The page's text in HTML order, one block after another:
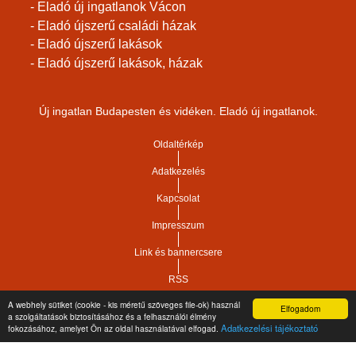
Elfogadom
A webhely sütiket (cookie - kis méretű szöveges file-ok) használ
a szolgáltatások biztosításához és a felhasználói élmény
fokozásához, amelyet Ön az oldal használatával elfogad. Adatkezelési tájékoztató
- Eladó új ingatlanok Vácon
- Eladó újszerű családi házak
- Eladó újszerű lakások
- Eladó újszerű lakások, házak
Új ingatlan Budapesten és vidéken. Eladó új ingatlanok.
Oldaltérkép
Adatkezelés
Kapcsolat
Impresszum
Link és bannercsere
RSS
Copyright © 2021.Vár-Köz Kft. - Ingatlan nyilvántartó, ügyviteli és
adminisztrációs szoftver